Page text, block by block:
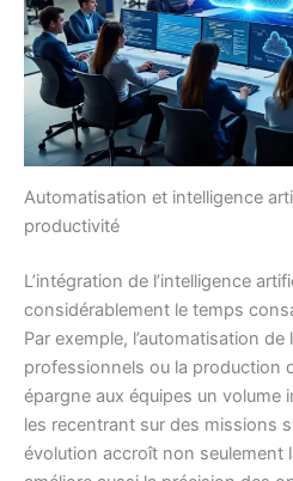
Automatisation et intelligence
productivité
L’intégration de l’intelligence
considérablement le temps
Par exemple, l’automatisation
professionnels ou la production
épargne aux équipes un volume
les recentrant sur des missions
évolution accroît non seulement